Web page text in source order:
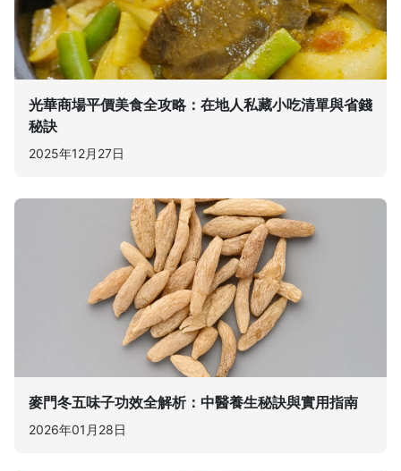
光華商場平價美食全攻略：在地人私藏小吃清單與省錢
秘訣
2025年12月27日
麥門冬五味子功效全解析：中醫養生秘訣與實用指南
2026年01月28日